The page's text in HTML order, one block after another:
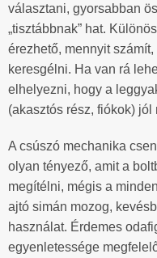
választani, gyorsabban
„tisztábbnak” hat.
érezhető, mennyit
keresgélni. Ha van rá
elhelyezni, hogy a
(akasztós rész, fiókok) jól
A csúszó mechanika
olyan tényező, amit a
megítélni, mégis a
ajtó simán mozog,
használat. Érdemes
egyenletessége